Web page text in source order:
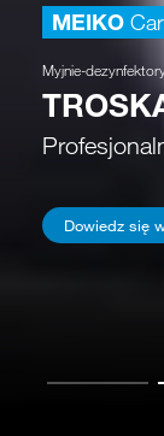
MEIKO
Myjnie-
Dowiedz się